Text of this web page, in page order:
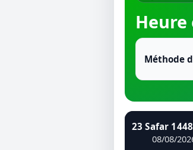
Heure
Méthode
23 Safar 1448
08/08/